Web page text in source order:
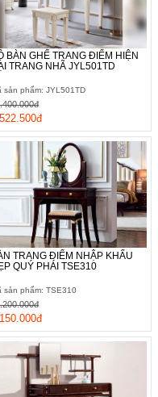
BÀN GHẾ TRANG ĐIỂM HIỆN
TRANG NHÃ JYL501TD
sản phẩm: JYL501TD
TRANG ĐIỂM NHẬP KHẨU
QUÝ PHÁI TSE310
sản phẩm: TSE310